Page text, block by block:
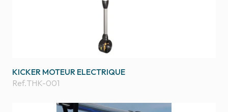
KICKER MOTEUR ELECTRIQUE
Ref.THK-001